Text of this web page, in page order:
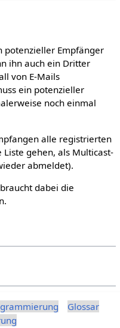
potenzieller Empfänger
ihn auch ein Dritter
von E-Mails
ein potenzieller
noch einmal
alle registrierten
Liste gehen, als Multicast-
abmeldet).
dabei die
Glossar